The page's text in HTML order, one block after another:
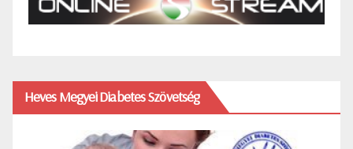
Heves Megyei Diabetes Szövetség